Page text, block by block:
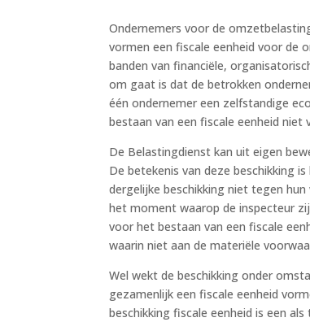
Ondernemers voor de
vormen een fiscale eenheid voor de
banden van financiële,
om gaat is dat de betrokken
één ondernemer een zelfstandige
bestaan van een fiscale eenheid niet
De Belastingdienst kan uit eigen
De betekenis van deze beschikking
dergelijke beschikking niet tegen
het moment waarop de inspecteur
voor het bestaan van een fiscale
waarin niet aan de materiële
Wel wekt de beschikking onder
gezamenlijk een fiscale eenheid
beschikking fiscale eenheid is een